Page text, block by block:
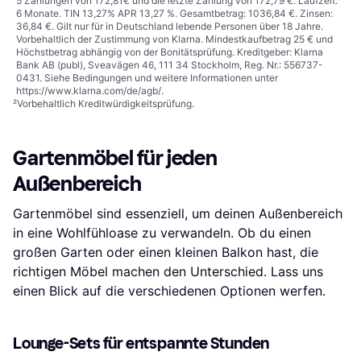
6 Monate. TIN 13,27% APR 13,27 %. Gesamtbetrag: 1036,84 €. Zinsen:
36,84 €. Gilt nur für in Deutschland lebende Personen über 18 Jahre.
Vorbehaltlich der Zustimmung von Klarna. Mindestkaufbetrag 25 € und
Höchstbetrag abhängig von der Bonitätsprüfung. Kreditgeber: Klarna
Bank AB (publ), Sveavägen 46, 111 34 Stockholm, Reg. Nr.: 556737-
0431. Siehe Bedingungen und weitere Informationen unter
https://www.klarna.com/de/agb/.
²Vorbehaltlich Kreditwürdigkeitsprüfung.
Gartenmöbel für jeden
Außenbereich
Gartenmöbel sind essenziell, um deinen Außenbereich
in eine Wohlfühloase zu verwandeln. Ob du einen
großen Garten oder einen kleinen Balkon hast, die
richtigen Möbel machen den Unterschied. Lass uns
einen Blick auf die verschiedenen Optionen werfen.
Lounge-Sets für entspannte Stunden